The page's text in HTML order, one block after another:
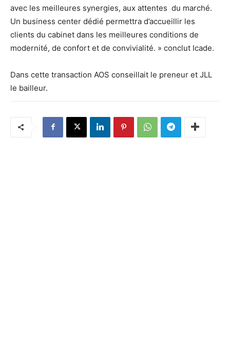
avec les meilleures synergies, aux attentes du marché.
Un business center dédié permettra d’accueillir les
clients du cabinet dans les meilleures conditions de
modernité, de confort et de convivialité. » conclut Icade.
Dans cette transaction AOS conseillait le preneur et JLL
le bailleur.